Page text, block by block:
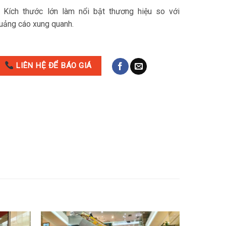
Kích thước lớn làm nổi bật thương hiệu so với
cáo xung quanh.
LIÊN HỆ ĐỂ BÁO GIÁ